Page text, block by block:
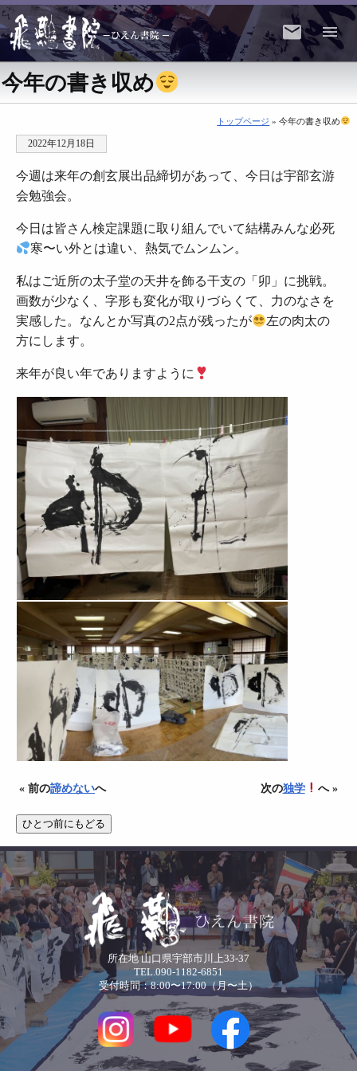
今年の書き収め
トップページ » 今年の書き収め
2022年12月18日
今週は来年の創玄展出品締切があって、今日は宇部玄游
会勉強会。
今日は皆さん検定課題に取り組んでいて結構みんな必死
寒〜い外とは違い、熱気でムンムン。
私はご近所の太子堂の天井を飾る干支の「卯」に挑戦。
画数が少なく、字形も変化が取りづらくて、力のなさを
実感した。なんとか写真の2点が残ったが
左の肉太の
方にします。
来年が良い年でありますように
« 前の諦めないへ 次の独学 へ »
所在地 山口県宇部市川上33-37
TEL.090-1182-6851
受付時間：8:00〜17:00（月〜土）